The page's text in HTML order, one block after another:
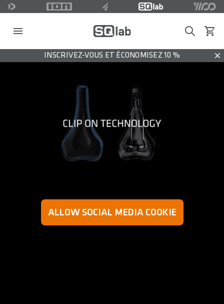
SearchVoir
INSCRIVEZ-VOUS ET ÉCONOMISEZ 10 %
ALLOW SOCIAL MEDIA COOKIE